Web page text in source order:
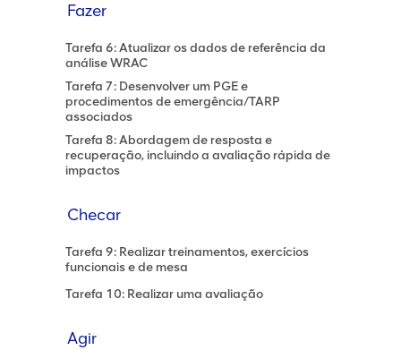
Fazer
Tarefa 6: Atualizar os dados de referência da
análise WRAC
Tarefa 7: Desenvolver um PGE e
procedimentos de emergência/TARP
associados
Tarefa 8: Abordagem de resposta e
recuperação, incluindo a avaliação rápida de
impactos
Checar
Tarefa 9: Realizar treinamentos, exercícios
funcionais e de mesa
Tarefa 10: Realizar uma avaliação
Agir